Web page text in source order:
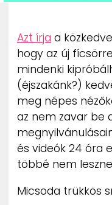
Azt írja a
hogy az új
mindenki
(éjszakánk?)
meg népes
az nem zavar be
és videók 24 óra
többé nem
Micsoda trükkös